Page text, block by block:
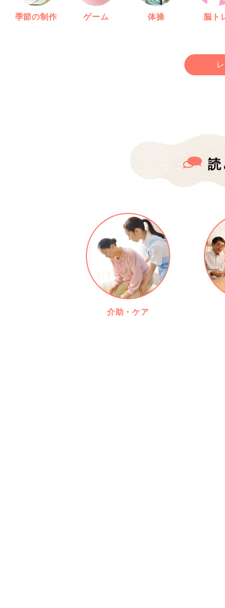
季節の制作 ゲーム 体操 脳ト
介助・ケア